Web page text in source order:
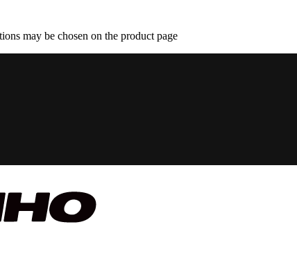
may be chosen on the product page